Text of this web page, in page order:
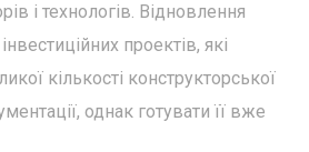
і технологів. Відновлення
проектів, які
кількості конструкторської
однак готувати її вже